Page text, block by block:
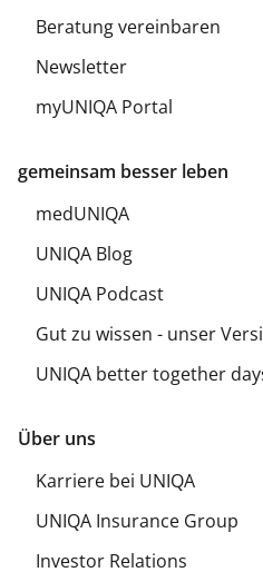
Beratung vereinbaren
Newsletter
myUNIQA Portal
gemeinsam besser leben
medUNIQA
UNIQA Blog
UNIQA Podcast
Gut zu wissen - unser
UNIQA better together
Über uns
Karriere bei UNIQA
UNIQA Insurance Group
Investor Relations